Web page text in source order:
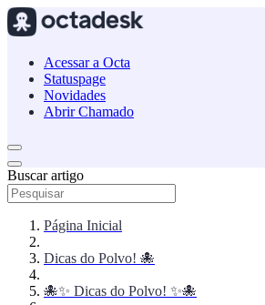
Acessar a Octa
Statuspage
Novidades
Abrir Chamado
Buscar artigo
Página Inicial
Dicas do Polvo! 🐙
🐙✨ Dicas do Polvo! ✨🐙